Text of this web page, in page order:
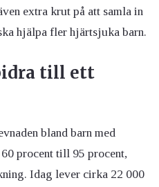
extra krut på att samla in
hjälpa fler hjärtsjuka barn.
till ett
bland barn med
procent till 95 procent,
Idag lever cirka 22 000